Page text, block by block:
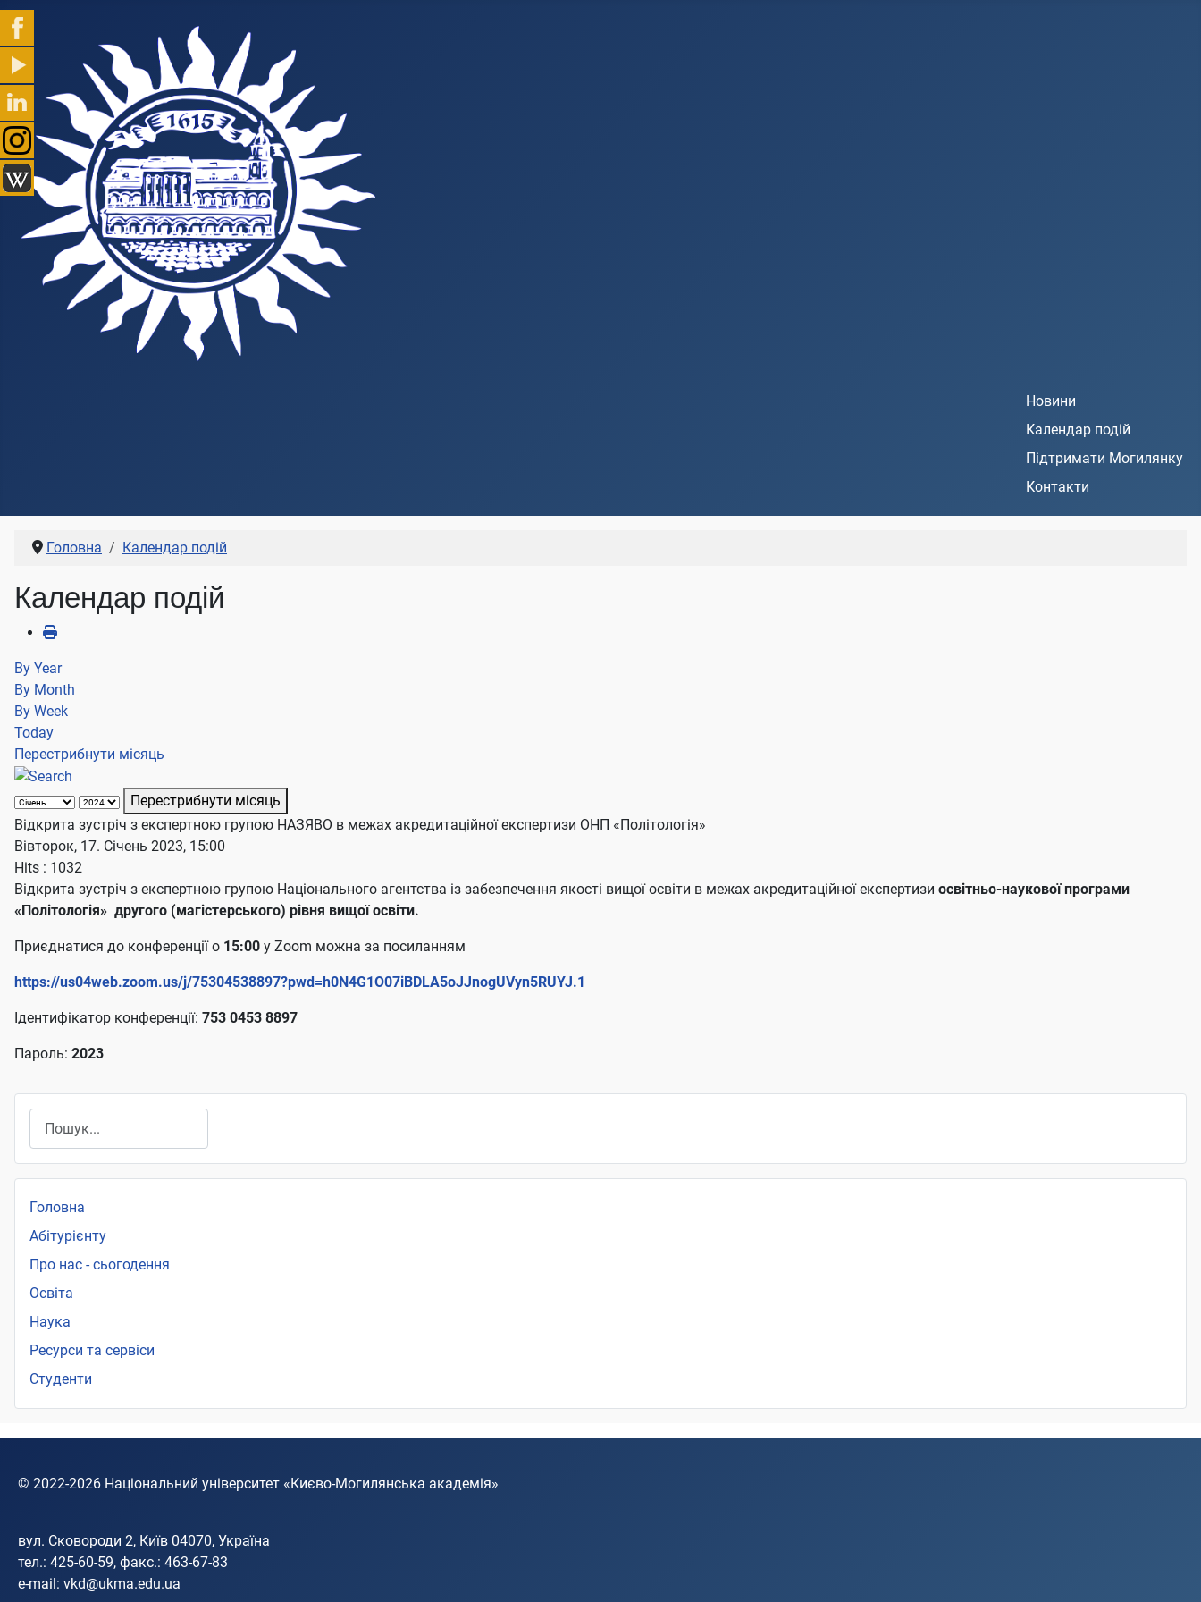
Новини
Календар подій
Підтримати Могилянку
Контакти
Головна Календар подій
Календар подій
By Year
By Month
By Week
Today
Перестрибнути місяць
Перестрибнути місяць
Відкрита зустріч з експертною групою НАЗЯВО в межах акредитаційної експертизи ОНП «Політологія»
Вівторок, 17. Січень 2023, 15:00
Hits : 1032
Відкрита зустріч з експертною групою Національного агентства із забезпечення якості вищої освіти в межах акредитаційної експертизи освітньо-наукової програми
«Політологія» другого (магістерського) рівня вищої освіти.
Приєднатися до конференції о 15:00 у Zoom можна за посиланням
https://us04web.zoom.us/j/75304538897?pwd=h0N4G1O07iBDLA5oJJnogUVyn5RUYJ.1
Ідентифікатор конференції: 753 0453 8897
Пароль: 2023
Головна
Абітурієнту
Про нас - сьогодення
Освіта
Наука
Ресурси та сервіси
Студенти
© 2022-2026 Національний університет «Києво-Могилянська академія»
вул. Сковороди 2, Київ 04070, Україна
тел.: 425-60-59, факс.: 463-67-83
e-mail: vkd@ukma.edu.ua